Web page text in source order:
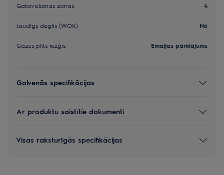
Gatavošanas zonas 4
Jaudīgs deglis (WOK) Nē
Gāzes plīts režģis Emaljas pārklājums
Galvenās specifikācijas
Ar produktu saistītie dokumenti
Visas raksturīgās specifikācijas